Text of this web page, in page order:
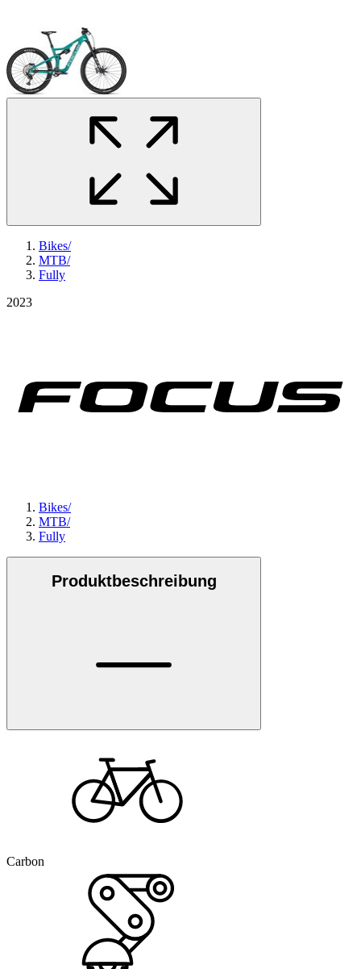
Bikes/
MTB/
Fully
2023
Bikes/
MTB/
Fully
Produktbeschreibung
Carbon